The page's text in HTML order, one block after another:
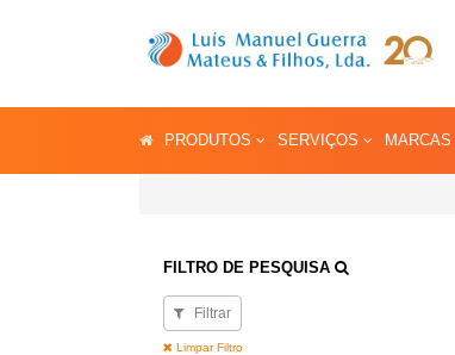
PRODUTOS SERVIÇOS MARCAS
FILTRO DE PESQUISA
Filtrar
Limpar Filtro